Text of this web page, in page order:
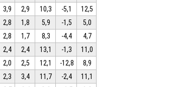
3,9 2,9 10,3 -5,1
12,5
2,8 1,8 5,9 -1,5
5,0
2,8 1,7 8,3 -4,4
4,7
2,4 2,4 13,1 -1,3
11,0
2,0 2,5 12,1 -12,8
8,9
2,3 3,4 11,7 -2,4
11,1